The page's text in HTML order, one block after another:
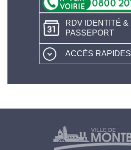
RDV IDENTITÉ &
PASSEPORT
ACCÈS RAPIDES